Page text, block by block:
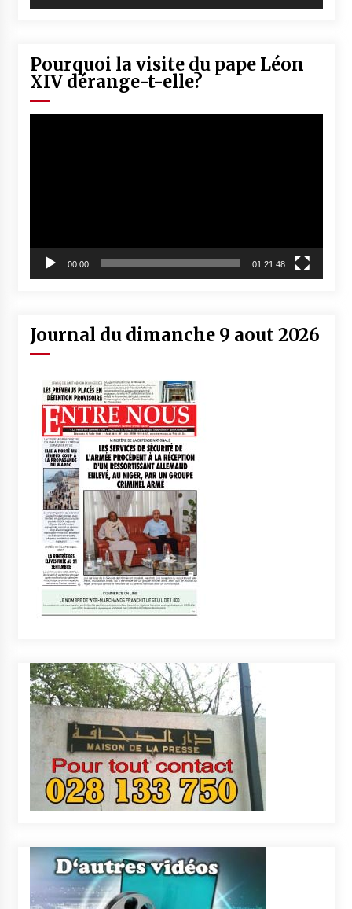
Pourquoi la visite du pape Léon
XIV dérange-t-elle?
00:00 01:21:48
Journal du dimanche 9 aout 2026